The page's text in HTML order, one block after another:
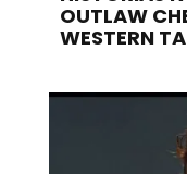
OUTLAW
WESTERN